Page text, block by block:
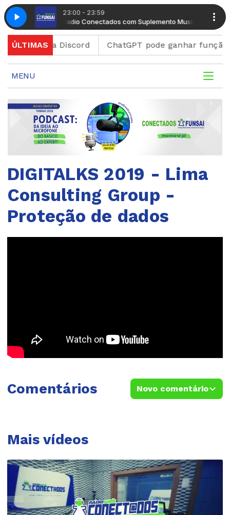
23:00 - 23:59
MusicalRadio Conectados com Suplemento Musical
ÚLTIMAS
Discord ChatGPT pode ganhar função para
MENU
DIGITALKS 2019 - Lima
Consulting Group -
Proteção de dados
Mais vídeos
Comentários Novo comentário